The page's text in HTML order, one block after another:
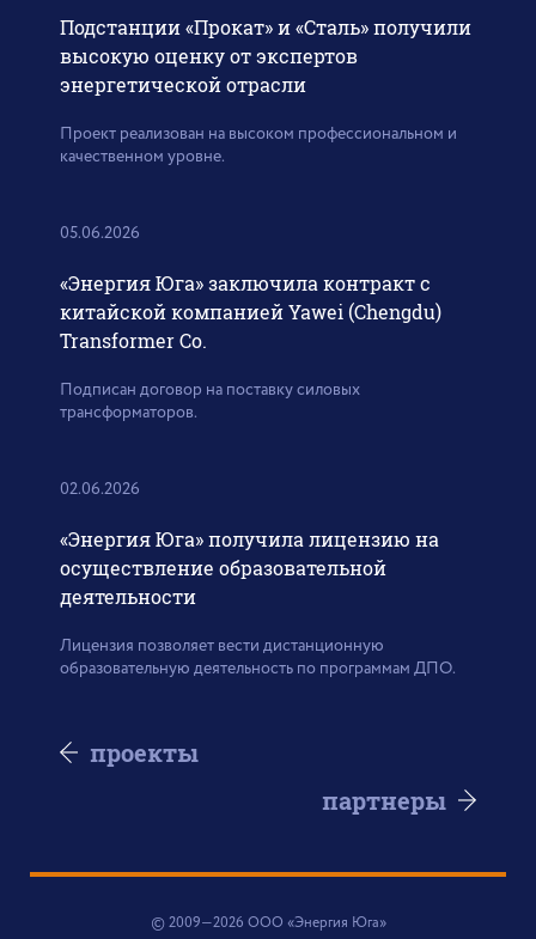
Подстанции «Прокат» и «Сталь» получили
высокую оценку от экспертов
энергетической отрасли
Проект реализован на высоком профессиональном и
качественном уровне.
05.06.2026
«Энергия Юга» заключила контракт с
китайской компанией Yawei (Chengdu)
Transformer Co.
Подписан договор на поставку силовых
трансформаторов.
02.06.2026
«Энергия Юга» получила лицензию на
осуществление образовательной
деятельности
Лицензия позволяет вести дистанционную
образовательную деятельность по программам ДПО.
проекты
партнеры
© 2009—2026 ООО «Энергия Юга»